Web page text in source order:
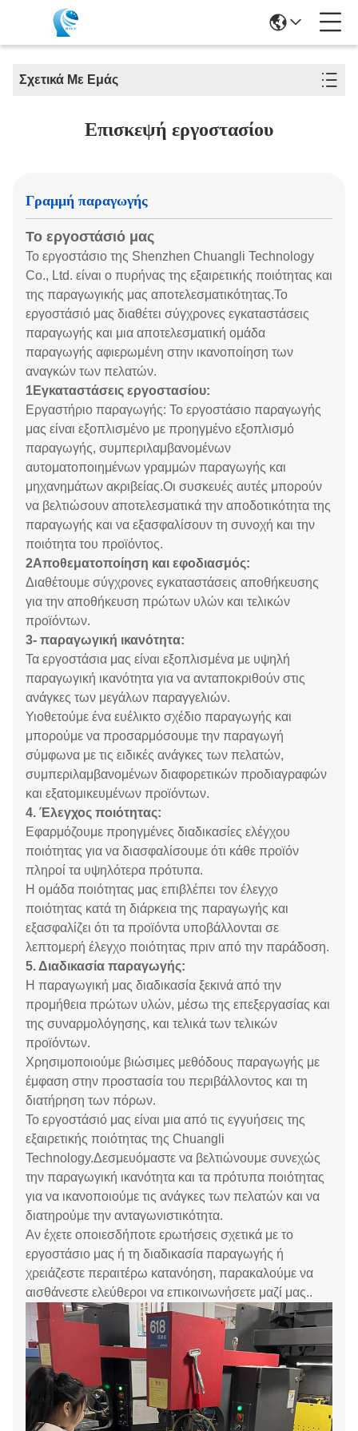
Σχετικά Με Εμάς
Επισκεψή εργοστασίου
Γραμμή παραγωγής
Το εργοστάσιό μας
Το εργοστάσιο της Shenzhen Chuangli Technology
Co., Ltd. είναι ο πυρήνας της εξαιρετικής ποιότητας και
της παραγωγικής μας αποτελεσματικότητας.Το
εργοστάσιό μας διαθέτει σύγχρονες εγκαταστάσεις
παραγωγής και μια αποτελεσματική ομάδα
παραγωγής αφιερωμένη στην ικανοποίηση των
αναγκών των πελατών.
1Εγκαταστάσεις εργοστασίου:
Εργαστήριο παραγωγής: Το εργοστάσιο παραγωγής
μας είναι εξοπλισμένο με προηγμένο εξοπλισμό
παραγωγής, συμπεριλαμβανομένων
αυτοματοποιημένων γραμμών παραγωγής και
μηχανημάτων ακριβείας.Οι συσκευές αυτές μπορούν
να βελτιώσουν αποτελεσματικά την αποδοτικότητα της
παραγωγής και να εξασφαλίσουν τη συνοχή και την
ποιότητα του προϊόντος.
2Αποθεματοποίηση και εφοδιασμός:
Διαθέτουμε σύγχρονες εγκαταστάσεις αποθήκευσης
για την αποθήκευση πρώτων υλών και τελικών
προϊόντων.
3- παραγωγική ικανότητα:
Τα εργοστάσια μας είναι εξοπλισμένα με υψηλή
παραγωγική ικανότητα για να ανταποκριθούν στις
ανάγκες των μεγάλων παραγγελιών.
Υιοθετούμε ένα ευέλικτο σχέδιο παραγωγής και
μπορούμε να προσαρμόσουμε την παραγωγή
σύμφωνα με τις ειδικές ανάγκες των πελατών,
συμπεριλαμβανομένων διαφορετικών προδιαγραφών
και εξατομικευμένων προϊόντων.
4. Έλεγχος ποιότητας:
Εφαρμόζουμε προηγμένες διαδικασίες ελέγχου
ποιότητας για να διασφαλίσουμε ότι κάθε προϊόν
πληροί τα υψηλότερα πρότυπα.
Η ομάδα ποιότητας μας επιβλέπει τον έλεγχο
ποιότητας κατά τη διάρκεια της παραγωγής και
εξασφαλίζει ότι τα προϊόντα υποβάλλονται σε
λεπτομερή έλεγχο ποιότητας πριν από την παράδοση.
5. Διαδικασία παραγωγής:
Η παραγωγική μας διαδικασία ξεκινά από την
προμήθεια πρώτων υλών, μέσω της επεξεργασίας και
της συναρμολόγησης, και τελικά των τελικών
προϊόντων.
Χρησιμοποιούμε βιώσιμες μεθόδους παραγωγής με
έμφαση στην προστασία του περιβάλλοντος και τη
διατήρηση των πόρων.
Το εργοστάσιό μας είναι μια από τις εγγυήσεις της
εξαιρετικής ποιότητας της Chuangli
Technology.Δεσμευόμαστε να βελτιώνουμε συνεχώς
την παραγωγική ικανότητα και τα πρότυπα ποιότητας
για να ικανοποιούμε τις ανάγκες των πελατών και να
διατηρούμε την ανταγωνιστικότητα.
Αν έχετε οποιεσδήποτε ερωτήσεις σχετικά με το
εργοστάσιο μας ή τη διαδικασία παραγωγής ή
χρειάζεστε περαιτέρω κατανόηση, παρακαλούμε να
αισθάνεστε ελεύθεροι να επικοινωνήσετε μαζί μας..